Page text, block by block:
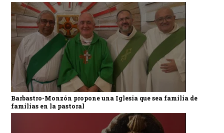
Barbastro-Monzón propone una Iglesia que sea familia de
familias en la pastoral